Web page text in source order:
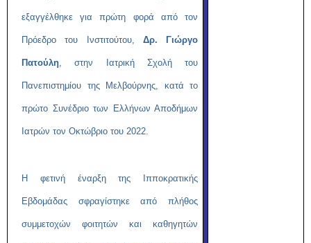
εξαγγέλθηκε για πρώτη φορά από τον
Πρόεδρο του Ινστιτούτου, Δρ. Γιώργο
Πατούλη, στην Ιατρική Σχολή του
Πανεπιστημίου της Μελβούρνης, κατά το
πρώτο Συνέδριο των Ελλήνων Αποδήμων
Ιατρών τον Οκτώβριο του 2022.
Η φετινή έναρξη της Ιπποκρατικής
Εβδομάδας σφραγίστηκε από πλήθος
συμμετοχών φοιτητών και καθηγητών